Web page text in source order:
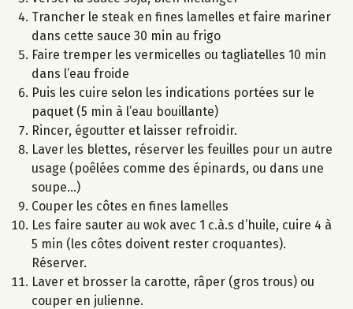
Trancher le steak en fines lamelles et faire mariner
dans cette sauce 30 min au frigo
Faire tremper les vermicelles ou tagliatelles 10 min
dans l’eau froide
Puis les cuire selon les indications portées sur le
paquet (5 min à l’eau bouillante)
Rincer, égoutter et laisser refroidir.
Laver les blettes, réserver les feuilles pour un autre
usage (poêlées comme des épinards, ou dans une
soupe...)
Couper les côtes en fines lamelles
Les faire sauter au wok avec 1 c.à.s d’huile, cuire 4 à
5 min (les côtes doivent rester croquantes).
Réserver.
Laver et brosser la carotte, râper (gros trous) ou
couper en julienne.